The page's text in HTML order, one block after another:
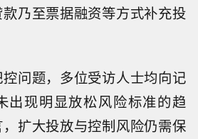
乃至票据融资等方式补充投
问题，多位受访人士均向记
出现明显放松风险标准的趋
扩大投放与控制风险仍需保